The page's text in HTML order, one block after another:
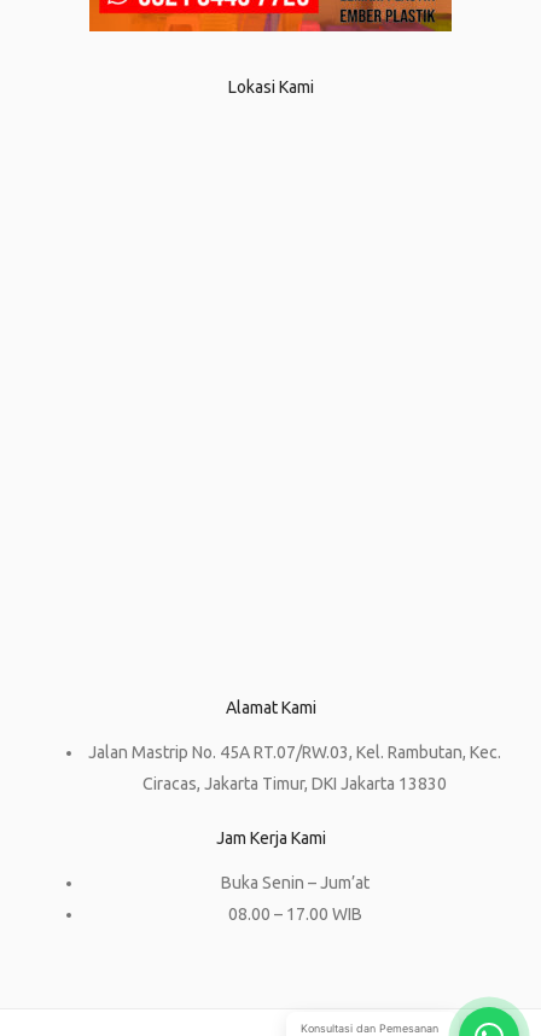
Lokasi Kami
Alamat Kami
Jalan Mastrip No. 45A RT.07/RW.03, Kel. Rambutan, Kec.
Ciracas, Jakarta Timur, DKI Jakarta 13830
Jam Kerja Kami
Buka Senin – Jum’at
08.00 – 17.00 WIB
Konsultasi dan Pemesanan